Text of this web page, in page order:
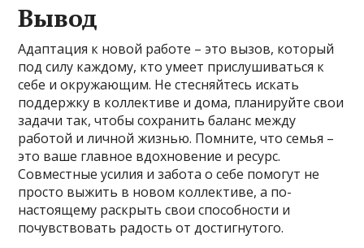
Вывод
Адаптация к новой работе – это вызов, который
под силу каждому, кто умеет прислушиваться к
себе и окружающим. Не стесняйтесь искать
поддержку в коллективе и дома, планируйте свои
задачи так, чтобы сохранить баланс между
работой и личной жизнью. Помните, что семья –
это ваше главное вдохновение и ресурс.
Совместные усилия и забота о себе помогут не
просто выжить в новом коллективе, а по-
настоящему раскрыть свои способности и
почувствовать радость от достигнутого.